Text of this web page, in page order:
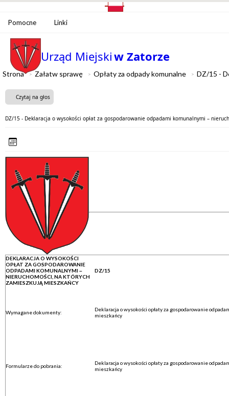
Pomocne Linki
Urząd Miejskiw Zatorze
Strona Załatw sprawę Opłaty za odpady komunalne DZ/15 -
Czytaj na głos
DZ/15 - Deklaracja o wysokości opłat za gospodarowanie odpadami komunalnymi –
DEKLARACJA O WYSOKOŚCI
OPŁAT ZA GOSPODAROWANIE
ODPADAMI KOMUNALNYMI –
NIERUCHOMOŚCI, NA KTÓRYCH
ZAMIESZKUJĄ MIESZKAŃCY
DZ/15
Wymagane dokumenty:
Deklaracja o wysokości opłaty za gospodarowanie
mieszkańcy
Formularze do pobrania:
Deklaracja o wysokości opłaty za gospodarowanie
mieszkańcy